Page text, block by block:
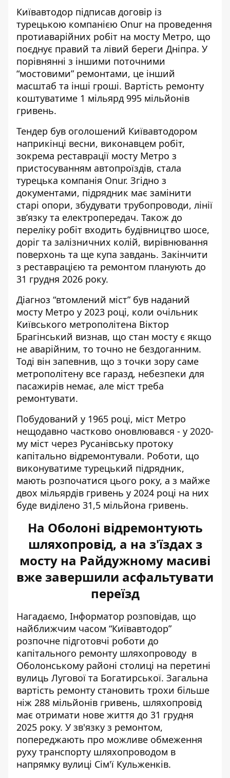
Київавтодор підписав договір із
турецькою компанією Onur на проведення
протиаварійних робіт на мосту Метро, що
поєднує правий та лівий береги Дніпра. У
порівнянні з іншими поточними
“мостовими” ремонтами, це інший
масштаб та інші гроші. Вартість ремонту
коштуватиме 1 мільярд 995 мільйонів
гривень.
Тендер був оголошений Київавтодором
наприкінці весни, виконавцем робіт,
зокрема реставрації мосту Метро з
пристосуванням автопроїздів, стала
турецька компанія Onur. Згідно з
документами, підрядник має замінити
старі опори, збудувати трубопроводи, лінії
зв’язку та електропередач. Також до
переліку робіт входить будівництво шосе,
доріг та залізничних колій, вирівнювання
поверхонь та ще купа завдань. Закінчити
з реставрацією та ремонтом планують до
31 грудня 2026 року.
Діагноз “втомлений міст” був наданий
мосту Метро у 2023 році, коли очільник
Київського метрополітена Віктор
Брагінський визнав, що стан мосту є якщо
не аварійним, то точно не бездоганним.
Тоді він запевнив, що з точки зору саме
метрополітену все гаразд, небезпеки для
пасажирів немає, але міст треба
ремонтувати.
Побудований у 1965 році, міст Метро
нещодавно частково оновлювався - у 2020-
му міст через Русанівську протоку
капітально відремонтували. Роботи, що
виконуватиме турецький підрядник,
мають розпочатися цього року, а з майже
двох мільярдів гривень у 2024 році на них
буде виділено 31,5 мільйона гривень.
На Оболоні відремонтують
шляхопровід, а на з'їздах з
мосту на Райдужному масиві
вже завершили асфальтувати
переїзд
Нагадаємо, Інформатор розповідав, що
найближчим часом “Київавтодор”
розпочне підготовчі роботи до
капітального ремонту шляхопроводу в
Оболонському районі столиці на перетині
вулиць Лугової та Богатирської. Загальна
вартість ремонту становить трохи більше
ніж 288 мільйонів гривень, шляхопровід
має отримати нове життя до 31 грудня
2025 року. У зв'язку з ремонтом,
попереджають про можливе обмеження
руху транспорту шляхопроводом в
напрямку вулиці Сім'ї Кульженків.